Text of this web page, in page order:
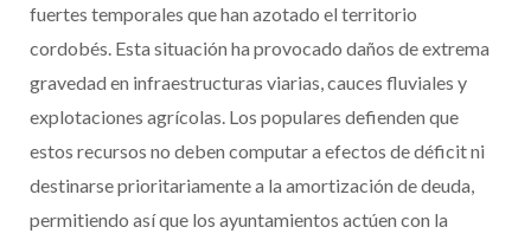
fuertes temporales que han azotado el territorio
cordobés. Esta situación ha provocado daños de extrema
gravedad en infraestructuras viarias, cauces fluviales y
explotaciones agrícolas. Los populares defienden que
estos recursos no deben computar a efectos de déficit ni
destinarse prioritariamente a la amortización de deuda,
permitiendo así que los ayuntamientos actúen con la